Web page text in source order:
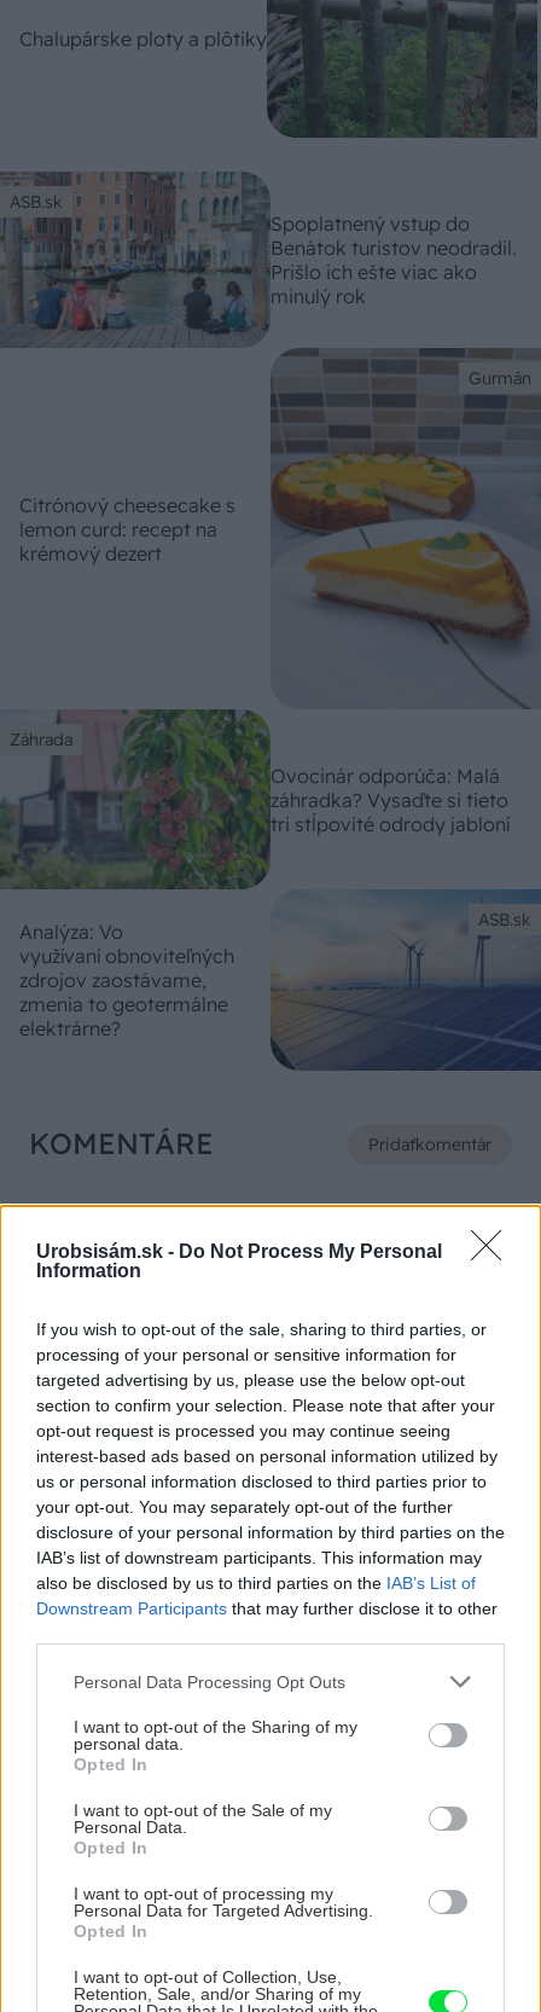
Urobsisám.sk - Do Not Process My Personal
Information
If you wish to opt-out of the sale, sharing to third parties, or
processing of your personal or sensitive information for
targeted advertising by us, please use the below opt-out
section to confirm your selection. Please note that after your
opt-out request is processed you may continue seeing
interest-based ads based on personal information utilized by
us or personal information disclosed to third parties prior to
your opt-out. You may separately opt-out of the further
disclosure of your personal information by third parties on the
IAB’s list of downstream participants. This information may
also be disclosed by us to third parties on the IAB’s List of
Downstream Participants that may further disclose it to other
Please note that this website/app uses one or more Google
not limited to your visit or usage behaviour. You may click to
grant or deny consent to Google and its third-party tags to
use your data for below specified purposes in below Google
consent section.
Personal Data Processing Opt Outs
I want to opt-out of the Sharing of my
personal data.
Opted In
I want to opt-out of the Sale of my
Personal Data.
Opted In
I want to opt-out of processing my
Personal Data for Targeted Advertising.
Opted In
I want to opt-out of Collection, Use,
Retention, Sale, and/or Sharing of my
Chalupárske ploty a plôtiky
ASB.sk
Spoplatnený vstup do
Benátok turistov neodradil.
Prišlo ich ešte viac ako
minulý rok
Gurmán
Citrónový cheesecake s
lemon curd: recept na
krémový dezert
Záhrada
Ovocinár odporúča: Malá
záhradka? Vysaďte si tieto
tri stĺpovité odrody jabloní
ASB.sk
Analýza: Vo
využívaní obnoviteľných
zdrojov zaostávame,
zmenia to geotermálne
elektrárne?
KOMENTÁRE Pridaťkomentár
VIDEO
Chcete dominantu interiéru,
ktorá pritiahne pohľady?
Prečo klasická
potrubia v
ZÁHRADA